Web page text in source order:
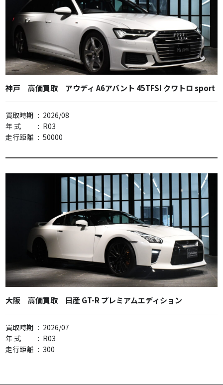
神戸 高価買取 アウディ A6アバント 45TFSI クワトロ sport
買取時期 : 2026/08
年 式
: R03
走行距離 : 50000
大阪 高価買取 日産 GT-R プレミアムエディション
買取時期 : 2026/07
年 式
: R03
走行距離 : 300